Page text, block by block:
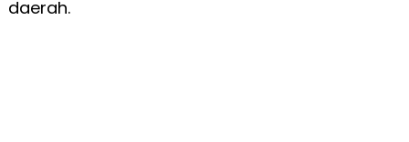
daerah.